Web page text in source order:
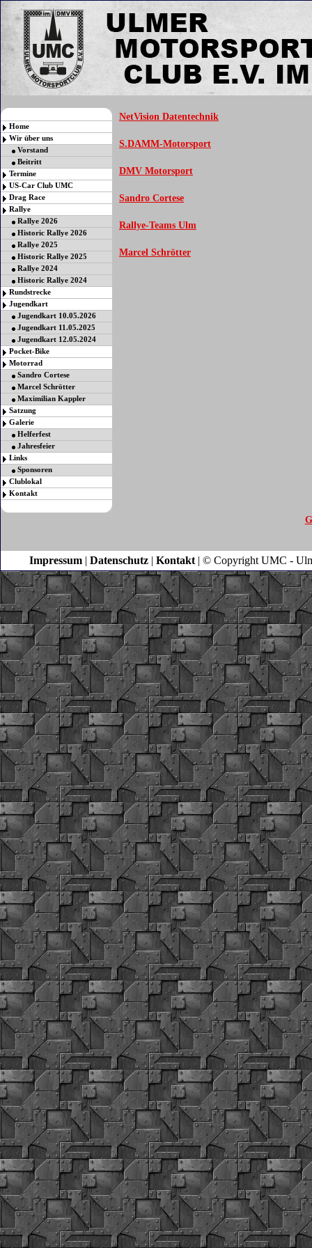
Home
Wir über uns
Vorstand
Beitritt
Termine
US-Car Club UMC
Drag Race
Rallye
Rallye 2026
Historic Rallye 2026
Rallye 2025
Historic Rallye 2025
Rallye 2024
Historic Rallye 2024
Rundstrecke
Jugendkart
Jugendkart 10.05.2026
Jugendkart 11.05.2025
Jugendkart 12.05.2024
Pocket-Bike
Motorrad
Sandro Cortese
Marcel Schrötter
Maximilian Kappler
Satzung
Galerie
Helferfest
Jahresfeier
Links
Sponsoren
Clublokal
Kontakt
NetVision Datentechnik
S.DAMM-Motorsport
DMV Motorsport
Sandro Cortese
Rallye-Teams Ulm
Marcel Schrötter
Impressum | Datenschutz | Kontakt | © Copyright UMC -